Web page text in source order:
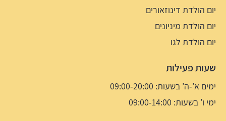
יום הולדת דינוזאורים
יום הולדת מיניונים
יום הולדת לגו
שעות פעילות
ימים א’-ה’ בשעות: 09:00-20:00
ימי ו’ בשעות: 09:00-14:00